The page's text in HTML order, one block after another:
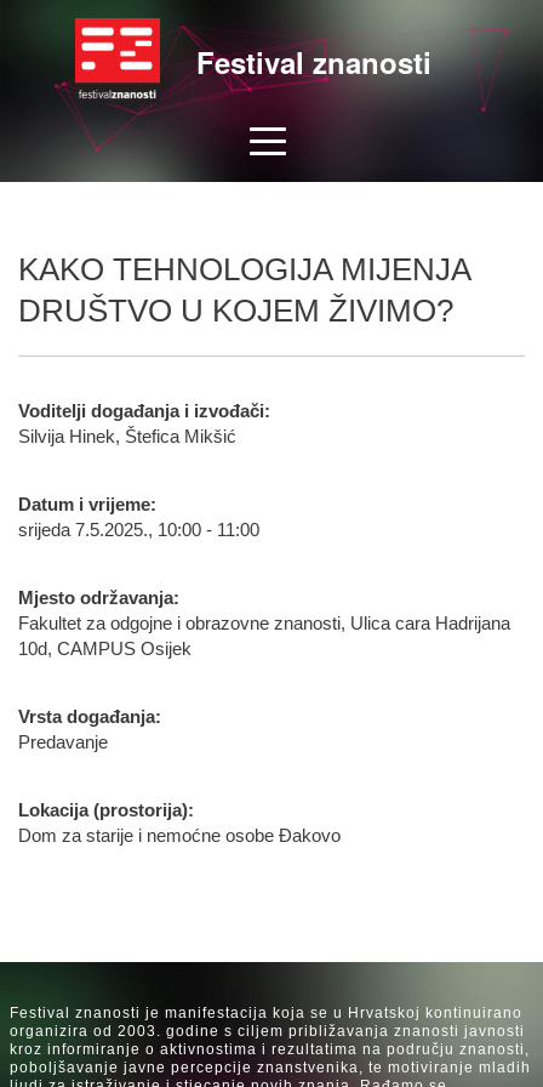
Festival znanosti
KAKO TEHNOLOGIJA MIJENJA
DRUŠTVO U KOJEM ŽIVIMO?
Voditelji događanja i izvođači:
Silvija Hinek, Štefica Mikšić
Datum i vrijeme:
srijeda 7.5.2025., 10:00 - 11:00
Mjesto održavanja:
Fakultet za odgojne i obrazovne znanosti, Ulica cara Hadrijana
10d, CAMPUS Osijek
Vrsta događanja:
Predavanje
Lokacija (prostorija):
Dom za starije i nemoćne osobe Đakovo
Festival znanosti je manifestacija koja se u Hrvatskoj kontinuirano
organizira od 2003. godine s ciljem približavanja znanosti javnosti
kroz informiranje o aktivnostima i rezultatima na području znanosti,
poboljšavanje javne percepcije znanstvenika, te motiviranje mladih